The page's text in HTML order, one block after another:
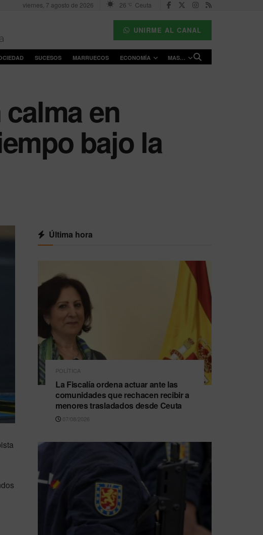
viernes, 7 agosto de 2026 26 °C Ceuta
UNIRME AL CANAL
SUCESOS MARRUECOS ECONOMÍA MAS…
en
bajo la
Última hora
POLÍTICA
La Fiscalía ordena actuar ante las
comunidades que rechacen recibir a
menores trasladados desde Ceuta
07/08/2026